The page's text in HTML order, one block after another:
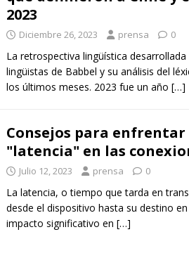
2023
Diciembre 26, 2023 prensa 0
La retrospectiva lingüística
lingüistas de Babbel y su análisis del
los últimos meses. 2023 fue un año […]
Consejos para
"latencia" en las
Julio 12, 2023 prensa 0
La latencia, o tiempo que tarda en
desde el dispositivo hasta su destino
impacto significativo en […]